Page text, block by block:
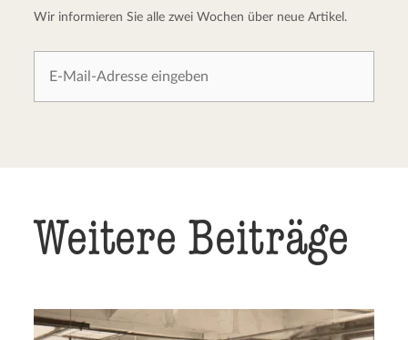
Wir informieren Sie alle zwei Wochen über neue Artikel.
Weitere Beiträge